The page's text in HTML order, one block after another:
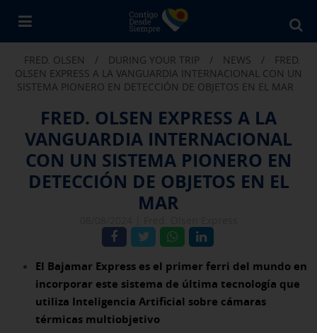
FRED. OLSEN / DURING YOUR TRIP / NEWS /
FRED.
OLSEN EXPRESS A LA VANGUARDIA INTERNACIONAL CON UN
SISTEMA PIONERO EN DETECCIÓN DE OBJETOS EN EL MAR
FRED. OLSEN EXPRESS A LA
VANGUARDIA INTERNACIONAL
CON UN SISTEMA PIONERO EN
DETECCIÓN DE OBJETOS EN EL
MAR
El Bajamar Express es el primer ferri del mundo en
incorporar este sistema de última tecnología que
utiliza Inteligencia Artificial sobre cámaras
térmicas multiobjetivo